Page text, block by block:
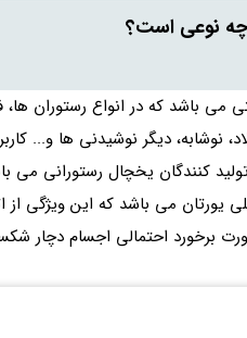
نوعی است؟
باشد که در انواع رستوران
نوشابه، دیگر نوشیدنی ها و...
کنندگان یخچال رستورانی
پلی یورتان می باشد که این
برخورد احتمالی اجسام دچار